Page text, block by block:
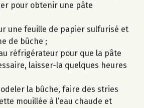
pour obtenir une pâte
une feuille de papier sulfurisé et
de bûche ;
réfrigérateur pour que la pâte
laisser-la quelques heures
la bûche, faire des stries
mouillée à l’eau chaude et